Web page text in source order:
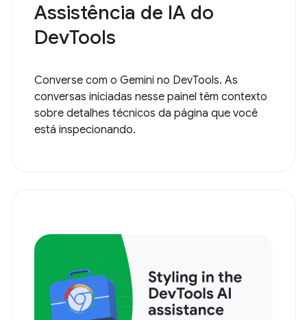
Assistência de IA do
DevTools
Converse com o Gemini no DevTools. As
conversas iniciadas nesse painel têm contexto
sobre detalhes técnicos da página que você
está inspecionando.